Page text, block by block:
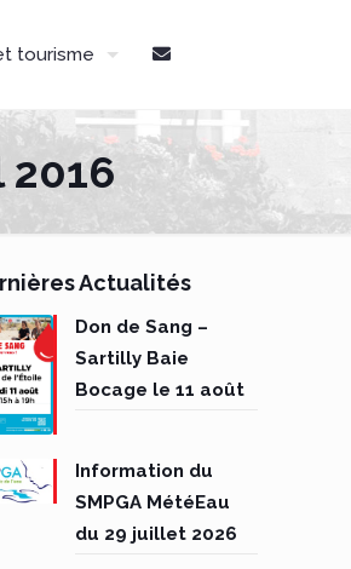
tourisme
Actualités
Don de Sang –
Sartilly Baie
Bocage le 11 août
Information du
SMPGA MétéEau
du 29 juillet 2026